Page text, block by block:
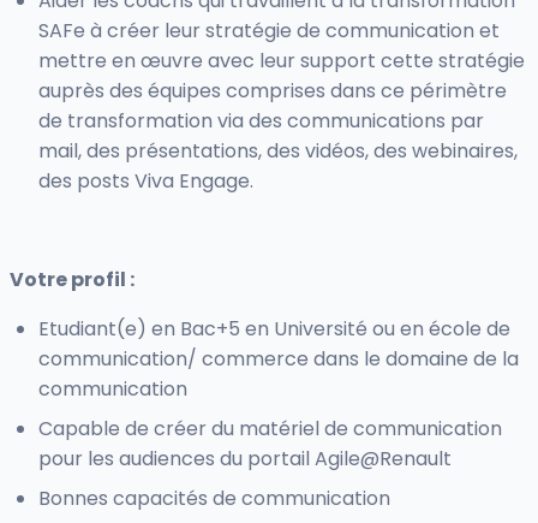
SAFe à créer leur stratégie de communication et
mettre en œuvre avec leur support cette stratégie
auprès des équipes comprises dans ce périmètre
de transformation via des communications par
mail, des présentations, des vidéos, des webinaires,
des posts Viva Engage.
Votre profil :
Etudiant(e) en Bac+5 en Université ou en école de
communication/ commerce dans le domaine de la
communication
Capable de créer du matériel de communication
pour les audiences du portail Agile@Renault
Bonnes capacités de communication